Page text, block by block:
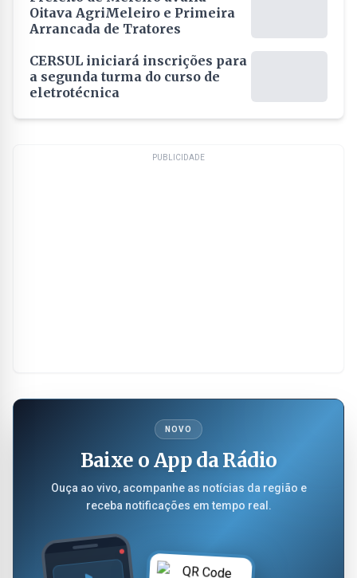
Oitava AgriMeleiro e Primeira
Arrancada de Tratores
CERSUL iniciará inscrições para
a segunda turma do curso de
eletrotécnica
PUBLICIDADE
NOVO
Baixe o App da Rádio
Ouça ao vivo, acompanhe as notícias da região e
receba notificações em tempo real.